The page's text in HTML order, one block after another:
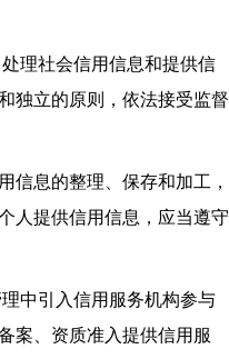
理社会信用信息和提供信
独立的原则，依法接受监督
息的整理、保存和加工，
人提供信用信息，应当遵守
中引入信用服务机构参与
案、资质准入提供信用服